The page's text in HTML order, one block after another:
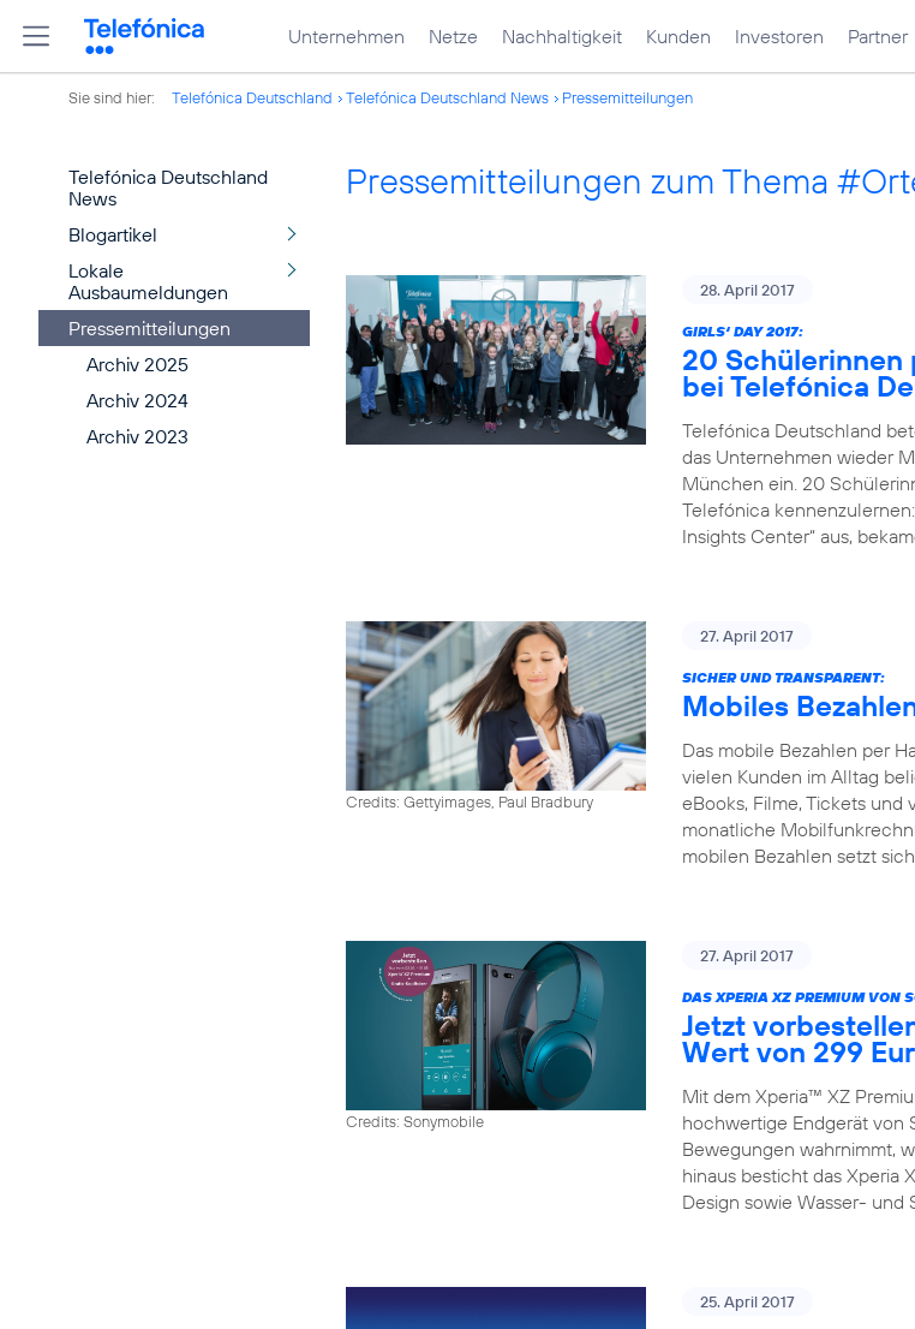
Unternehmen Netze Nachhaltigkeit Kunden Investoren Partner
Sie sind hier: Telefónica Deutschland Telefónica Deutschland News Pressemitteilungen
Telefónica Deutschland
News
Blogartikel
Lokale
Ausbaumeldungen
Pressemitteilungen
Archiv 2025
Archiv 2024
Archiv 2023
Pressemitteilungen zum Thema
28. April 2017
GIRLS‘ DAY 2017:
20
bei Telefónica
Telefónica Deutschland
das Unternehmen wieder
München ein. 20
Telefónica
Insights Center“ aus,
Credits: Gettyimages, Paul Bradbury
27. April 2017
SICHER UND TRANSPARENT:
Mobiles
Das mobile Bezahlen per
vielen Kunden im Alltag
eBooks, Filme, Tickets
monatliche
mobilen Bezahlen setzt
Credits: Sonymobile
27. April 2017
DAS XPERIA XZ PREMIUM VON
Jetzt
Wert von 299
Mit dem Xperia™ XZ
hochwertige Endgerät von
Bewegungen wahrnimmt,
hinaus besticht das Xperia
Design sowie Wasser- und
25. April 2017